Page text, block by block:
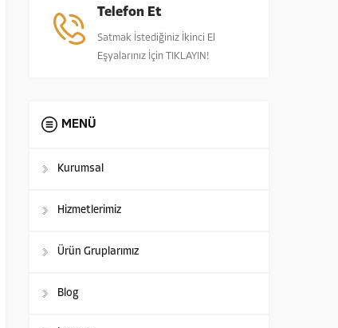
Telefon Et
Satmak İstediğiniz İkinci El
Eşyalarınız İçin TIKLAYIN!
MENÜ
Kurumsal
Hizmetlerimiz
Ürün Gruplarımız
Blog